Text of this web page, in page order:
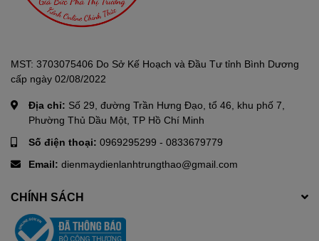
MST: 3703075406 Do Sở Kế Hoạch và Đầu Tư tỉnh Bình Dương
cấp ngày 02/08/2022
Địa chỉ: Số 29, đường Trần Hưng Đạo, tổ 46, khu phố 7,
Phường Thủ Dầu Một, TP Hồ Chí Minh
Số điện thoại: 0969295299 - 0833679779
Email: dienmaydienlanhtrungthao@gmail.com
CHÍNH SÁCH